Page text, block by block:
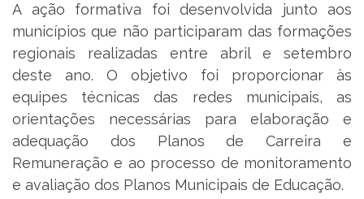
A ação formativa foi desenvolvida junto aos
municípios que não participaram das formações
regionais realizadas entre abril e setembro
deste ano. O objetivo foi proporcionar às
equipes técnicas das redes municipais, as
orientações necessárias para elaboração e
adequação dos Planos de Carreira e
Remuneração e ao processo de monitoramento
e avaliação dos Planos Municipais de Educação.